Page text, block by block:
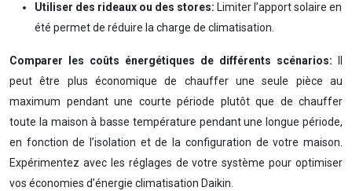
Utiliser des rideaux ou des stores: Limiter l’apport solaire en
été permet de réduire la charge de climatisation.
Comparer les coûts énergétiques de différents scénarios:
peut être plus économique de chauffer une seule pièce au
maximum pendant une courte période plutôt que de chauffer
toute la maison à basse température pendant une longue période,
en fonction de l’isolation et de la configuration de votre maison.
Expérimentez avec les réglages de votre système pour optimiser
vos économies d’énergie climatisation Daikin.